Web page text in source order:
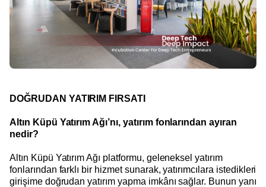
DOĞRUDAN YATIRIM FIRSATI
Altın Küpü Yatırım Ağı’nı, yatırım fonlarından ayıran
nedir?
Altın Küpü Yatırım Ağı platformu, geleneksel yatırım
fonlarından farklı bir hizmet sunarak, yatırımcılara istedikleri
girişime doğrudan yatırım yapma imkânı sağlar. Bunun yanı